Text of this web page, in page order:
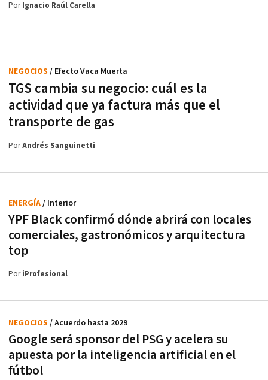
PorIgnacio Raúl Carella
TGS cambia su negocio: cuál es la
actividad que ya factura más que el
transporte de gas
NEGOCIOS / Efecto Vaca Muerta
PorAndrés Sanguinetti
YPF Black confirmó dónde abrirá con locales
comerciales, gastronómicos y arquitectura
top
ENERGÍA/ Interior
PoriProfesional
Google será sponsor del PSG y acelera su
apuesta por la inteligencia artificial en el
fútbol
NEGOCIOS / Acuerdo hasta 2029